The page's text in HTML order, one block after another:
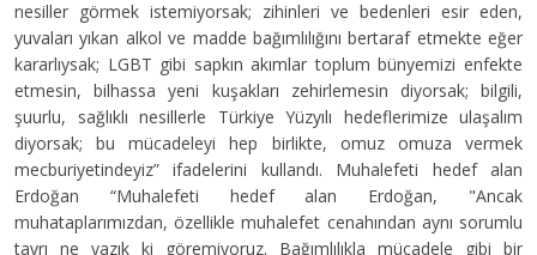
nesiller görmek istemiyorsak; zihinleri ve bedenleri esir eden,
yuvaları yıkan alkol ve madde bağımlılığını bertaraf etmekte eğer
kararlıysak; LGBT gibi sapkın akımlar toplum bünyemizi enfekte
etmesin, bilhassa yeni kuşakları zehirlemesin diyorsak; bilgili,
şuurlu, sağlıklı nesillerle Türkiye Yüzyılı hedeflerimize ulaşalım
diyorsak; bu mücadeleyi hep birlikte, omuz omuza vermek
mecburiyetindeyiz” ifadelerini kullandı. Muhalefeti hedef alan
Erdoğan “Muhalefeti hedef alan Erdoğan, "Ancak
muhataplarımızdan, özellikle muhalefet cenahından aynı sorumlu
tavrı ne yazık ki göremiyoruz. Bağımlılıkla mücadele gibi bir